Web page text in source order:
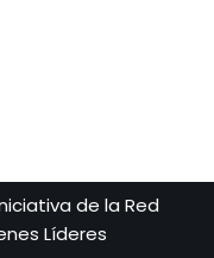
de la Red
Líderes